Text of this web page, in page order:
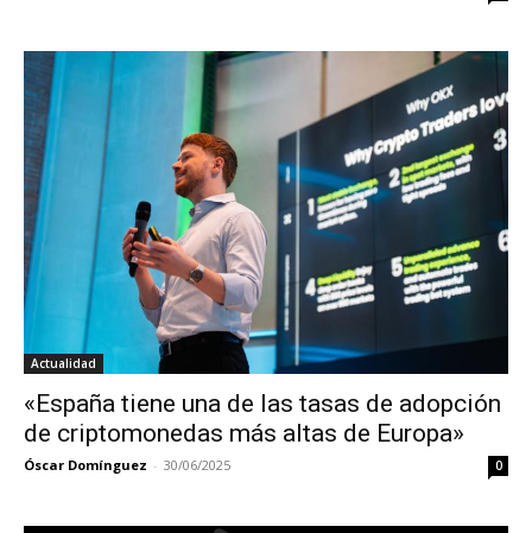
Actualidad
«España tiene una de las tasas de adopción
de criptomonedas más altas de Europa»
Óscar Domínguez - 30/06/2025 0